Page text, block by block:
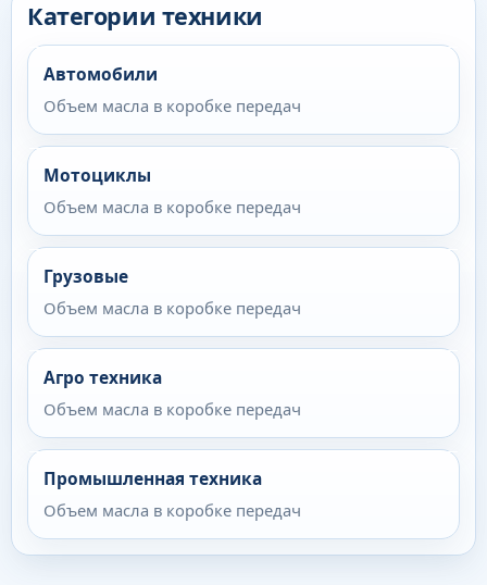
Категории техники
Автомобили
Объем масла в коробке передач
Мотоциклы
Объем масла в коробке передач
Грузовые
Объем масла в коробке передач
Агро техника
Объем масла в коробке передач
Промышленная техника
Объем масла в коробке передач